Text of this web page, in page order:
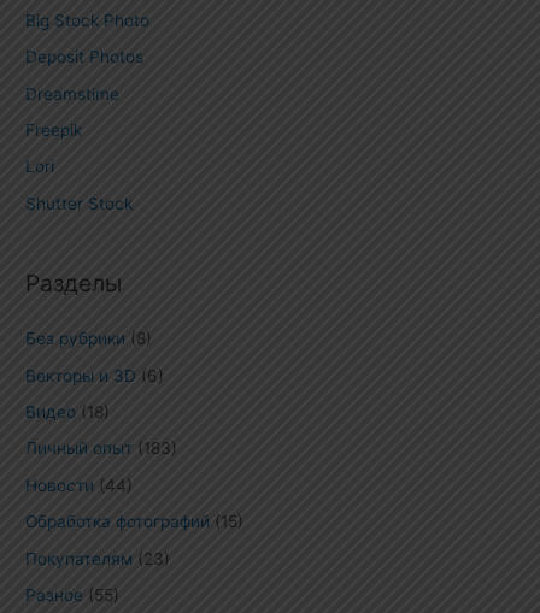
Big Stock Photo
Deposit Photos
Dreamstime
Freepik
Lori
Shutter Stock
Разделы
Без рубрики (8)
Векторы и 3D (6)
Видео (18)
Личный опыт (183)
Новости (44)
Обработка фотографий (15)
Покупателям (23)
Разное (55)